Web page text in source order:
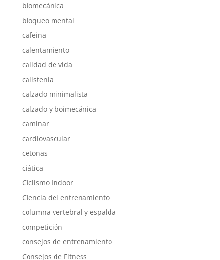
biomecánica
bloqueo mental
cafeina
calentamiento
calidad de vida
calistenia
calzado minimalista
calzado y boimecánica
caminar
cardiovascular
cetonas
ciática
Ciclismo Indoor
Ciencia del entrenamiento
columna vertebral y espalda
competición
consejos de entrenamiento
Consejos de Fitness